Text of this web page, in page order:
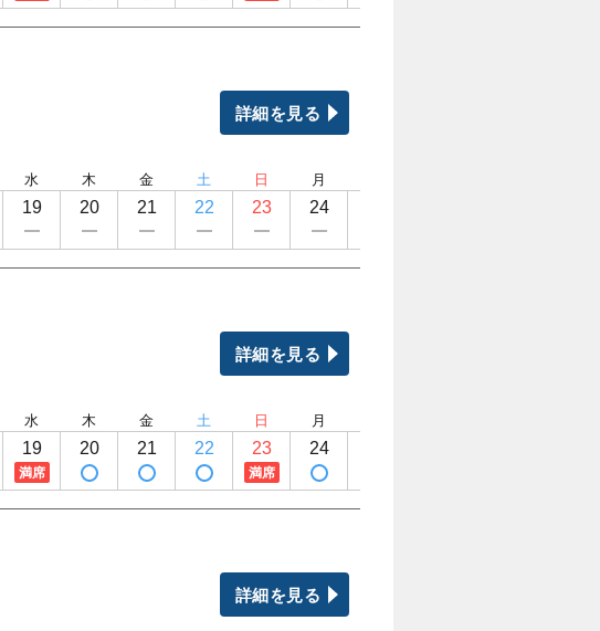
詳細を見る
水
19
木
20
金
21
土
22
日
23
月
24
詳細を見る
水
19
満席
木
20
金
21
土
22
日
23
満席
月
24
詳細を見る